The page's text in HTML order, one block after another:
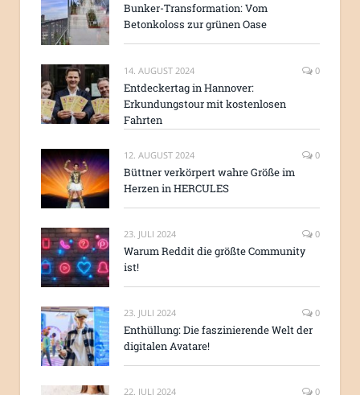
Bunker-Transformation: Vom
Betonkoloss zur grünen Oase
14. AUGUST 2024 0
Entdeckertag in Hannover:
Erkundungstour mit kostenlosen
Fahrten
12. AUGUST 2024 0
Büttner verkörpert wahre Größe im
Herzen in HERCULES
23. JULI 2024 0
Warum Reddit die größte Community
ist!
23. JULI 2024 0
Enthüllung: Die faszinierende Welt der
digitalen Avatare!
22. JULI 2024 0